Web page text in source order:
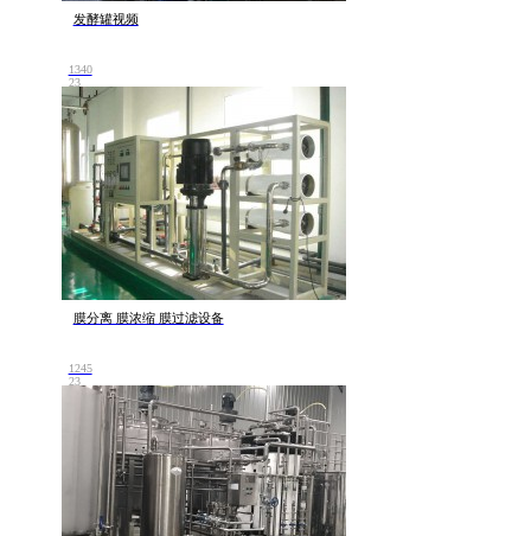
发酵罐视频
1340
23
膜分离 膜浓缩 膜过滤设备
1245
23